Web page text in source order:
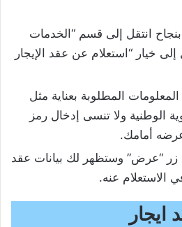
انتقل إلى قسم “الخدمات
إلى خيار “استعلام عن عقد الإيجار
المطلوبة بعناية مثل
الوطنية ولا تنسى إدخال رمز
أمامك.
“عرض” وستظهر لك بيانات عقد
الاستعلام عنه.